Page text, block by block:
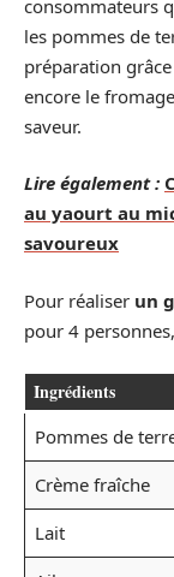
consommateurs
les pommes de
préparation
encore le fromage
saveur.
Lire également :
au yaourt au
savoureux
Pour réaliser un
pour 4
Ingrédients
Pommes de
Crème fraîche
Lait